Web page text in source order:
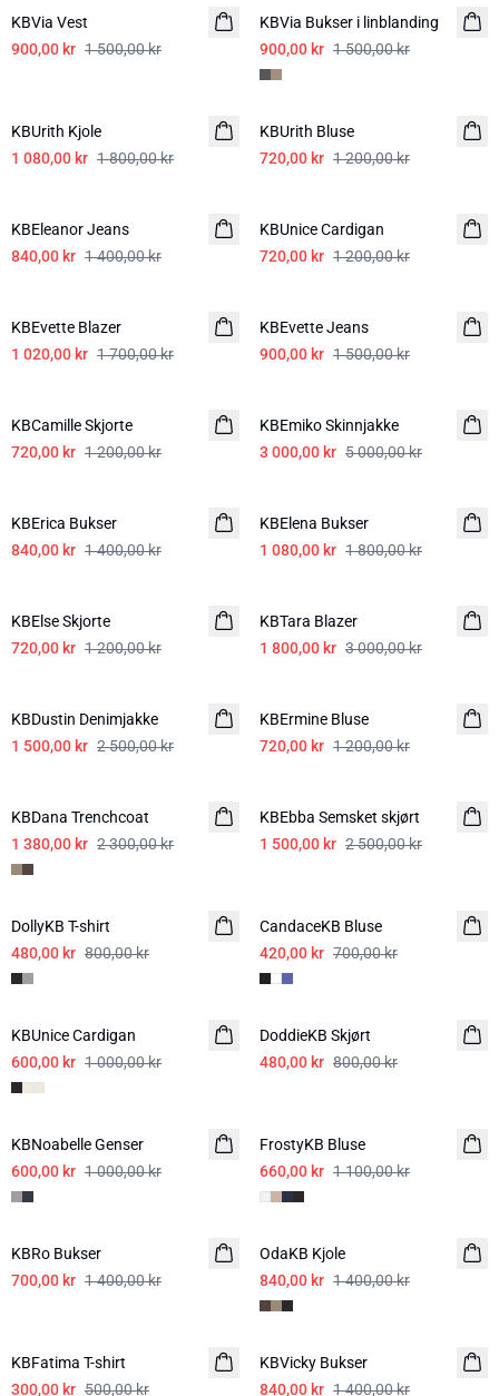
KBVia Vest
900,00 kr 1 500,00 kr
KBVia Bukser i linblanding
900,00 kr 1 500,00 kr
KBUrith Kjole
1 080,00 kr 1 800,00 kr
-40%
KBUrith Bluse
720,00 kr 1 200,00 kr
KBEleanor Jeans
840,00 kr 1 400,00 kr
KBUnice Cardigan
720,00 kr 1 200,00 kr
KBEvette Blazer
1 020,00 kr 1 700,00 kr
KBEvette Jeans
900,00 kr 1 500,00 kr
KBCamille Skjorte
720,00 kr 1 200,00 kr
KBEmiko Skinnjakke
3 000,00 kr 5 000,00 kr
KBErica Bukser
840,00 kr 1 400,00 kr
KBElena Bukser
1 080,00 kr 1 800,00 kr
KBElse Skjorte
720,00 kr 1 200,00 kr
KBTara Blazer
1 800,00 kr 3 000,00 kr
KBDustin Denimjakke
1 500,00 kr 2 500,00 kr
KBErmine Bluse
720,00 kr 1 200,00 kr
KBDana Trenchcoat
1 380,00 kr 2 300,00 kr
KBEbba Semsket skjørt
1 500,00 kr 2 500,00 kr
-40%
DollyKB T-shirt
480,00 kr 800,00 kr
CandaceKB Bluse
420,00 kr 700,00 kr
-40%
KBUnice Cardigan
600,00 kr 1 000,00 kr
-40%
DoddieKB Skjørt
480,00 kr 800,00 kr
-40%
KBNoabelle Genser
600,00 kr 1 000,00 kr
FrostyKB Bluse
660,00 kr 1 100,00 kr
-50%
KBRo Bukser
700,00 kr 1 400,00 kr
-40%
OdaKB Kjole
840,00 kr 1 400,00 kr
KBFatima T-shirt
300,00 kr 500,00 kr
-40%
KBVicky Bukser
840,00 kr 1 400,00 kr